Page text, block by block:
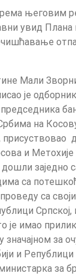
његовим
увид
Мали
је
на
и
заједно
са
са
Српској,
је имао
значајном за
и Републици
за